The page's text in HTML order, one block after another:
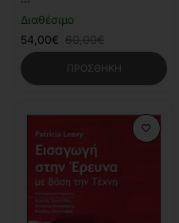
Διαθέσιμο
54,00€ 60,00€
ΠΡΟΣΘΉΚΗ